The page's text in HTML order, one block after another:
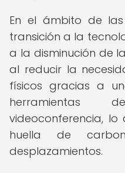
En el ámbito de las
transición a la
a la disminución de
al reducir la
físicos gracias a
herramientas
videoconferencia,
huella de
desplazamientos.